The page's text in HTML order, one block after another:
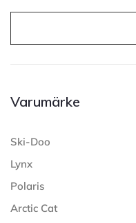
Varumärke
Ski-Doo
Lynx
Polaris
Arctic Cat